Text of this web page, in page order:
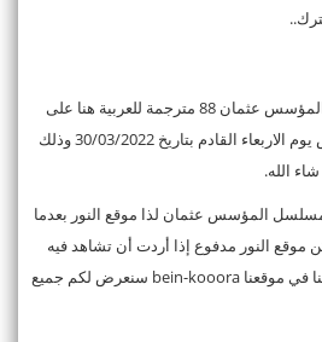
وسنقوم بعرض لكم مسلسل المؤسس عثمان 88 مترجمة للعربية هنا على
موقعنا bein-kooora في نفس يوم الاربعاء القادم بتاريخ 30/03/2022 وذلك
الله.
المؤسس عثمان لذا موقع النور بعدما
النور مدفوع إذا أردت أن تشاهد فيه
حلقات المسلسل لذلك نحن هنا في موقعنا bein-kooora سنعرض لكم جميع